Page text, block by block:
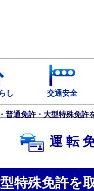
し 交通安全
普通免許・大型特殊免許
運転
特殊免許を